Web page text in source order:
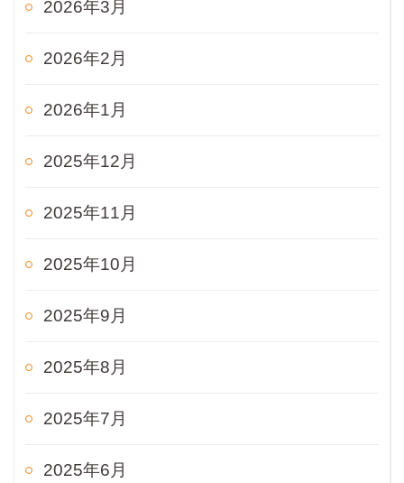
2026年3月
2026年2月
2026年1月
2025年12月
2025年11月
2025年10月
2025年9月
2025年8月
2025年7月
2025年6月